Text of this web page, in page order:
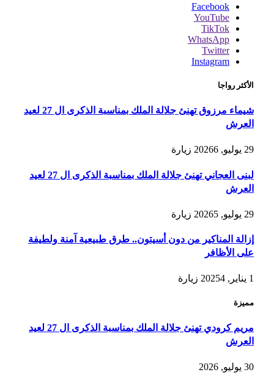
Facebook
YouTube
TikTok
WhatsApp
Twitter
Instagram
الأكثر رواجا
شيماء مرزوق تهنئ جلالة الملك بمناسبة الذكرى ال 27 لعيد
العرش
29 يوليو, 2026 6 زيارة
لبنى العجاني تهنئ جلالة الملك بمناسبة الذكرى ال 27 لعيد
العرش
29 يوليو, 2026 5 زيارة
إزالة المناكير من دون أسيتون.. طرق طبيعية آمنة ولطيفة
على الأظافر
1 يناير, 2025 4 زيارة
مميزة
مريم كرودي تهنئ جلالة الملك بمناسبة الذكرى ال 27 لعيد
العرش
30 يوليو, 2026